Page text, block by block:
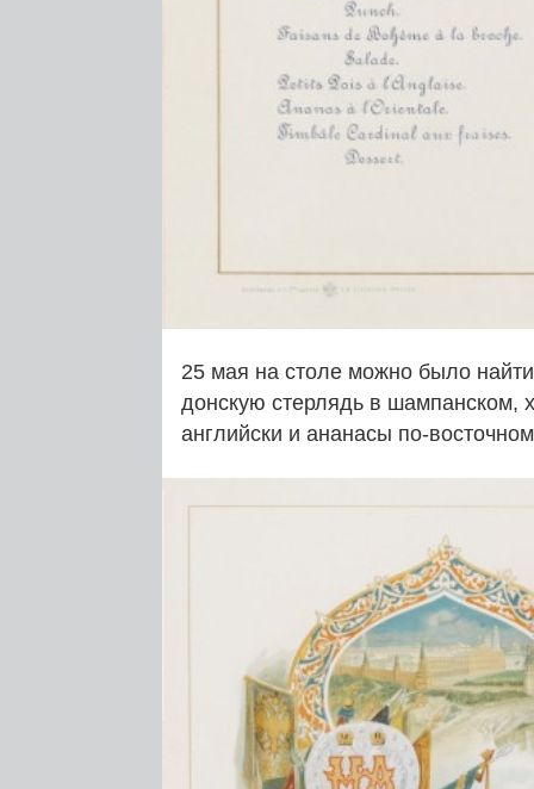
25 мая на столе можно было
донскую стерлядь в шампанском,
английски и ананасы по-